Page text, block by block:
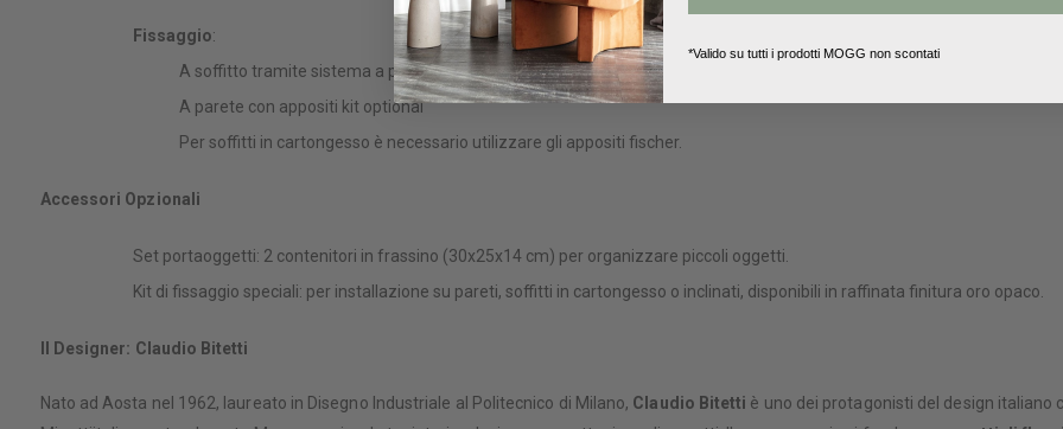
Fissaggio:
A soffitto tramite sistema a pressione
A parete con appositi kit optional
Per soffitti in cartongesso è necessario utilizzare gli appositi fischer.
Accessori Opzionali
Set portaoggetti: 2 contenitori in frassino (30x25x14 cm) per organizzare piccoli oggetti.
Kit di fissaggio speciali: per installazione su pareti, soffitti in cartongesso o inclinati, disponibili in raffinata finitura oro opaco.
Il Designer: Claudio Bitetti
Nato ad Aosta nel 1962, laureato in Disegno Industriale al Politecnico di Milano, Claudio Bitetti è uno dei protagonisti del design italiano
*Valido su tutti i prodotti MOGG non scontati